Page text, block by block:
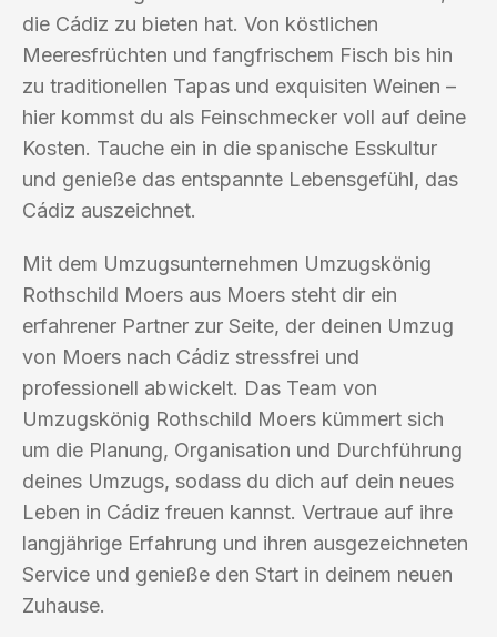
die Cádiz zu bieten hat. Von köstlichen
Meeresfrüchten und fangfrischem Fisch bis hin
zu traditionellen Tapas und exquisiten Weinen –
hier kommst du als Feinschmecker voll auf deine
Kosten. Tauche ein in die spanische Esskultur
und genieße das entspannte Lebensgefühl, das
Cádiz auszeichnet.
Mit dem Umzugsunternehmen Umzugskönig
Rothschild Moers aus Moers steht dir ein
erfahrener Partner zur Seite, der deinen Umzug
von Moers nach Cádiz stressfrei und
professionell abwickelt. Das Team von
Umzugskönig Rothschild Moers kümmert sich
um die Planung, Organisation und Durchführung
deines Umzugs, sodass du dich auf dein neues
Leben in Cádiz freuen kannst. Vertraue auf ihre
langjährige Erfahrung und ihren ausgezeichneten
Service und genieße den Start in deinem neuen
Zuhause.